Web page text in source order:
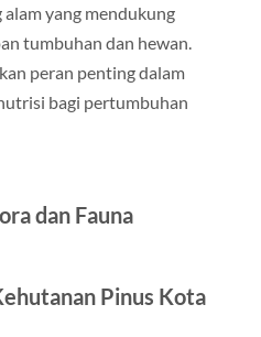
yang mendukung
tumbuhan dan hewan.
peran penting dalam
bagi pertumbuhan
dan Fauna
Pinus Kota